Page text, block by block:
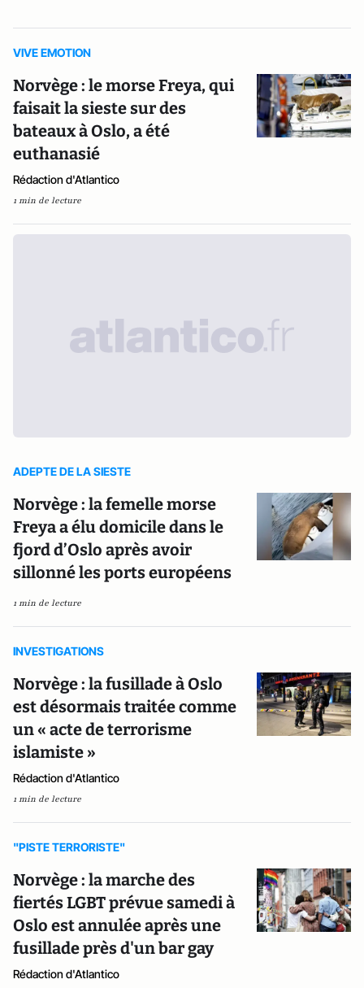
VIVE EMOTION
Norvège : le morse Freya, qui
faisait la sieste sur des
bateaux à Oslo, a été
euthanasié
Rédaction d'Atlantico
1 min de lecture
ADEPTE DE LA SIESTE
Norvège : la femelle morse
Freya a élu domicile dans le
fjord d’Oslo après avoir
sillonné les ports européens
1 min de lecture
INVESTIGATIONS
Norvège : la fusillade à Oslo
est désormais traitée comme
un « acte de terrorisme
islamiste »
Rédaction d'Atlantico
1 min de lecture
"PISTE TERRORISTE"
Norvège : la marche des
fiertés LGBT prévue samedi à
Oslo est annulée après une
fusillade près d'un bar gay
Rédaction d'Atlantico